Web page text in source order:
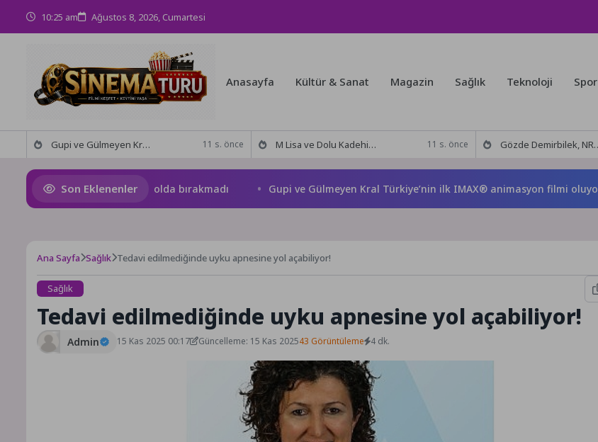
10:25 am Ağustos 8, 2026, Cumartesi
Anasayfa Kültür & Sanat Magazin Sağlık Teknoloji Spor
Gupi ve Gülmeyen Kral Türkiye’nin ilk IMAX® animasyon filmi oluyor 11 s. önce M Lisa ve Dolu Kadehi Ters Tut’tan Yeni İş Birliği: Vişne 11 s. önce Gözde Demirbilek, NR1 Magazin’de: ‘Son assolist olarak var olacağım!’
Son Eklenenler
Zabıtası yaşlı çifti yolda bırakmadı Gupi ve Gülmeyen Kral Türkiye’nin ilk IMAX® animasyon filmi oluyor
Ana Sayfa Sağlık Tedavi edilmediğinde uyku apnesine yol açabiliyor!
Sağlık
Tedavi edilmediğinde uyku apnesine yol açabiliyor!
Admin 15 Kas 2025 00:17 Güncelleme: 15 Kas 202543 Görüntüleme 4 dk.